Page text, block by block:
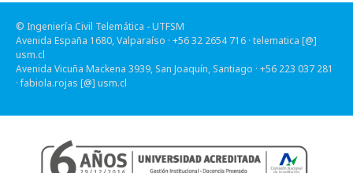
© Ingeniería Civil Telemática - UTFSM
Avenida España 1680, Valparaíso · +56 32 2654 716 · telematica [@]
usm.cl
Avenida Vicuña Mackena 3939, San Joaquín, Santiago · +56 223 037 281
·fabiola.rojas [@] usm.cl